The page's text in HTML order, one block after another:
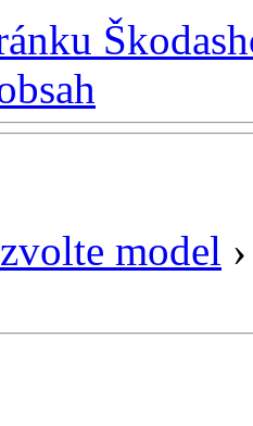
zvolte model